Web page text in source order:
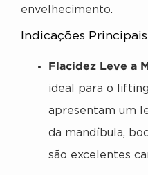
envelhecimento.
Indicações
Flacidez Leve a
ideal para o
apresentam um
da mandíbula,
são excelentes